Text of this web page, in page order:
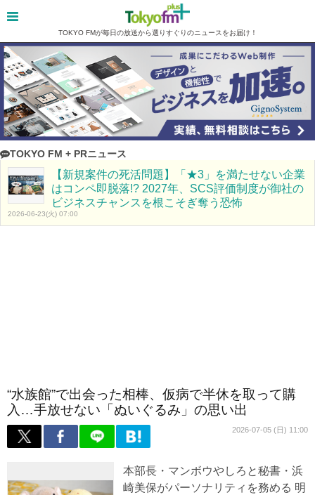
TOKYO FMが毎日の放送から選りすぐりのニュースをお届け！
TOKYO FM + PRニュース
【新規案件の死活問題】「★3」を満たせない企業
はコンペ即脱落!? 2027年、SCS評価制度が御社の
ビジネスチャンスを根こそぎ奪う恐怖
2026-06-23(火) 07:00
“水族館”で出会った相棒、仮病で半休を取って購
入…手放せない「ぬいぐるみ」の思い出
2026-07-05 (日) 11:00
本部長・マンボウやしろと秘書・浜
崎美保がパーソナリティを務める 明